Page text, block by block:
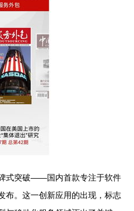
式突破——国内首款专注于软件
布。这一创新应用的出现，标志